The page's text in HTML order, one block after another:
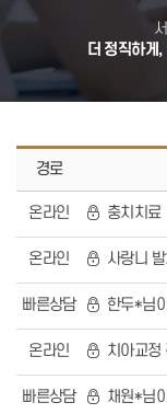
더 정직하게
경로
온라인 충치치료
온라인 사랑니
빠른상담 한두*님
온라인 치아교정
빠른상담 채원*님